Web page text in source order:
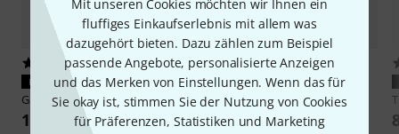
Mit unseren Cookies möchten wir Ihnen ein
fluffiges Einkaufserlebnis mit allem was
dazugehört bieten. Dazu zählen zum Beispiel
passende Angebote, personalisierte Anzeigen
und das Merken von Einstellungen. Wenn das für
Sie okay ist, stimmen Sie der Nutzung von Cookies
für Präferenzen, Statistiken und Marketing
656
PASST GARANTIERT
GatorG-PG E-Guitar Bag
144 €
399
PASST GARANTIERT
DaddarioEXL158
10,90 €